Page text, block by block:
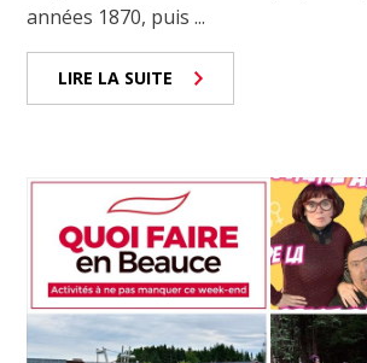
années 1870, puis ...
LIRE LA SUITE